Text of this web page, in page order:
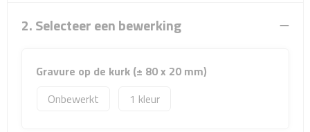
Promo rugzakjes
2. Selecteer een bewerking
Gravure op de kurk (± 80 x 20 mm)
Onbewerkt
1